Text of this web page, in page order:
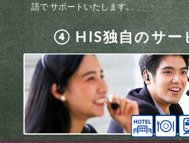
語で サポートいたします。
④ HIS独自のサー